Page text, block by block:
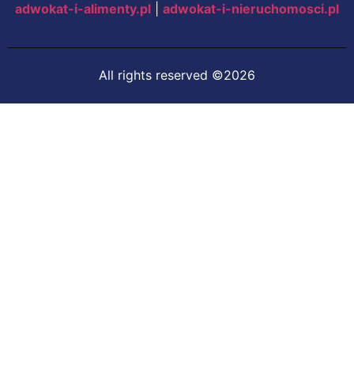
adwokat-i-alimenty.pl adwokat-i-nieruchomosci.pl
All rights reserved ©2026